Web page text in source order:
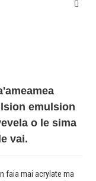
emulsion
o le sima
vai.
faia mai acrylate ma